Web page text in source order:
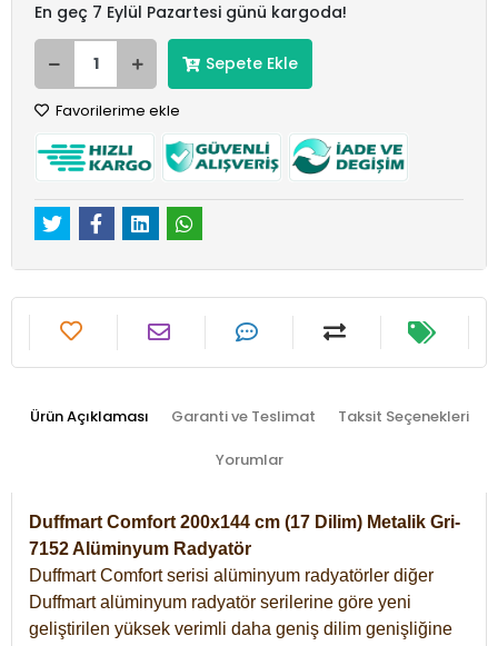
En geç 7 Eylül Pazartesi günü kargoda!
Sepete Ekle
Favorilerime ekle
Ürün Açıklaması Garanti ve Teslimat Taksit Seçenekleri
Yorumlar
Duffmart Comfort 200x144 cm (17 Dilim) Metalik Gri-
7152 Alüminyum Radyatör
Duffmart Comfort serisi alüminyum radyatörler diğer
Duffmart alüminyum radyatör serilerine göre yeni
geliştirilen yüksek verimli daha geniş dilim genişliğine